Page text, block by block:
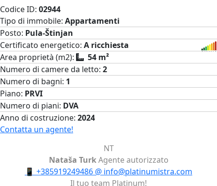
Codice ID: 02944
Tipo di immobile: Appartamenti
Posto: Pula-Štinjan
Certificato energetico: A ricchiesta
Area proprietà (m2):
54 m²
Numero di camere da letto: 2
Numero di bagni: 1
Piano: PRVI
Numero di piani: DVA
Anno di costruzione: 2024
Contatta un agente!
NT
Nataša Turk Agente autorizzato
📱 +385919249486 @ info@platinumistra.com
Il tuo team Platinum!